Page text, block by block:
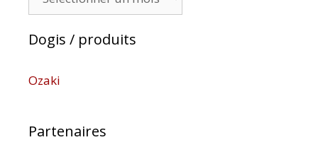
Dogis / produits
Ozaki
Partenaires